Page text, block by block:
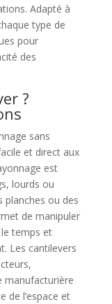
Adapté à
type de
pour
des
?
sans
et direct aux
est
lourds ou
planches ou des
de manipuler
temps et
Les cantilevers
manufacturière
de l’espace et